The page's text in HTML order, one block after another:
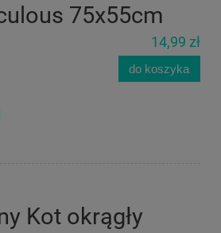
75x55cm
14,99 zł
do koszyka
Kot okrągły